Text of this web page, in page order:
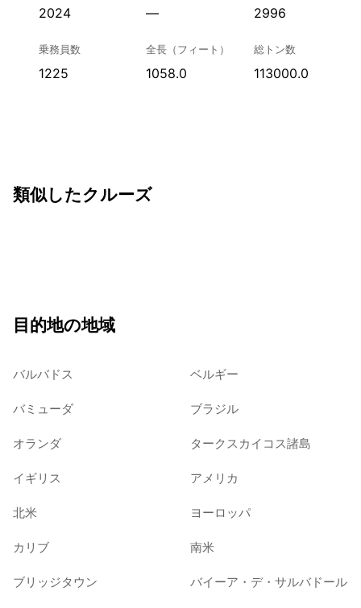
2024 — 2996
乗務員数
1225
全長（フィート）
1058.0
総トン数
113000.0
類似したクルーズ
目的地の地域
バルバドス ベルギー
バミューダ ブラジル
オランダ タークスカイコス諸島
イギリス アメリカ
北米 ヨーロッパ
カリブ 南米
ブリッジタウン バイーア・デ・サルバドール